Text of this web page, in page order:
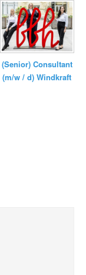
(Senior) Consultant
(m/w / d) Windkraft